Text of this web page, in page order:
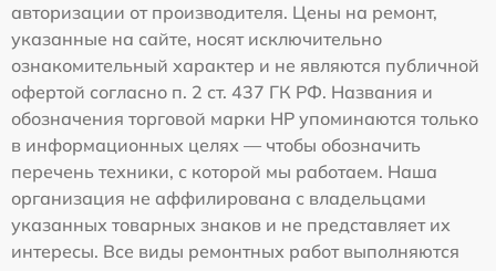
авторизации от производителя. Цены на ремонт,
указанные на сайте, носят исключительно
ознакомительный характер и не являются публичной
офертой согласно п. 2 ст. 437 ГК РФ. Названия и
обозначения торговой марки HP упоминаются только
в информационных целях — чтобы обозначить
перечень техники, с которой мы работаем. Наша
организация не аффилирована с владельцами
указанных товарных знаков и не представляет их
интересы. Все виды ремонтных работ выполняются